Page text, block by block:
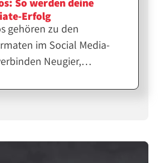
Erfolg
gehören zu den
im Social Media-
Neugier,
Creator sind sie eine